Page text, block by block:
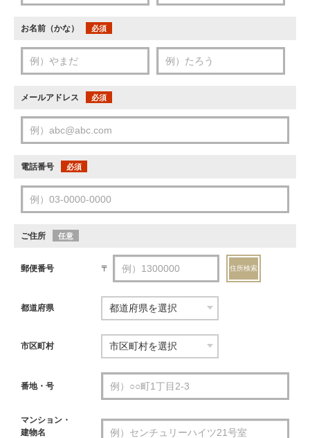
お名前（かな） 必須
メールアドレス 必須
電話番号 必須
ご住所 任意
郵便番号 〒 住所検索
都道府県
市区町村
番地・号
マンション・
建物名